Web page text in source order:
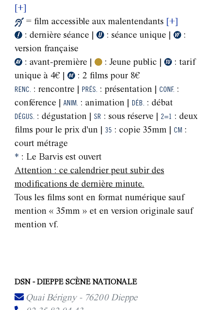
[+]
= film accessible aux malentendants [+]
: dernière séance |
: séance unique |
:
version française
: avant-première |
: Jeune public |
: tarif
unique à 4€ |
: 2 films pour 8€
RENC. : rencontre | PRÉS. : présentation | CONF. :
conférence | ANIM. : animation | DÉB. : débat
DÉGUS. : dégustation | SR : sous réserve | 2=1 : deux
films pour le prix d'un | 35 : copie 35mm | CM :
court métrage
* : Le Barvis est ouvert
Attention : ce calendrier peut subir des
modifications de dernière minute.
Tous les films sont en format numérique sauf
mention « 35mm » et en version originale sauf
mention vf.
DSN - DIEPPE SCÈNE NATIONALE
Quai Bérigny - 76200 Dieppe